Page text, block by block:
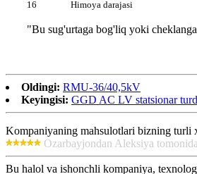
16
Himoya darajasi
"Bu sug'urtaga bog'liq yoki
Oldingi: RMU-36/40,5kV
Keyingisi: GGD AC LV statsionar
Kompaniyaning mahsulotlari bizning turli
Ozarbayjondan Aleksiya
Bu halol va ishonchli kompaniya,